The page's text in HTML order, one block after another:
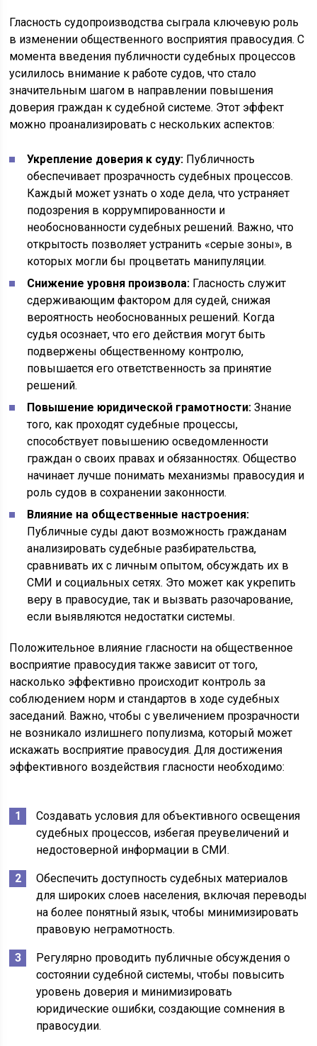
Гласность судопроизводства сыграла ключевую роль
в изменении общественного восприятия правосудия. С
момента введения публичности судебных процессов
усилилось внимание к работе судов, что стало
значительным шагом в направлении повышения
доверия граждан к судебной системе. Этот эффект
можно проанализировать с нескольких аспектов:
Укрепление доверия к суду: Публичность
обеспечивает прозрачность судебных процессов.
Каждый может узнать о ходе дела, что устраняет
подозрения в коррумпированности и
необоснованности судебных решений. Важно, что
открытость позволяет устранить «серые зоны», в
которых могли бы процветать манипуляции.
Снижение уровня произвола: Гласность служит
сдерживающим фактором для судей, снижая
вероятность необоснованных решений. Когда
судья осознает, что его действия могут быть
подвержены общественному контролю,
повышается его ответственность за принятие
решений.
Повышение юридической грамотности: Знание
того, как проходят судебные процессы,
способствует повышению осведомленности
граждан о своих правах и обязанностях. Общество
начинает лучше понимать механизмы правосудия и
роль судов в сохранении законности.
Влияние на общественные настроения:
Публичные суды дают возможность гражданам
анализировать судебные разбирательства,
сравнивать их с личным опытом, обсуждать их в
СМИ и социальных сетях. Это может как укрепить
веру в правосудие, так и вызвать разочарование,
если выявляются недостатки системы.
Положительное влияние гласности на общественное
восприятие правосудия также зависит от того,
насколько эффективно происходит контроль за
соблюдением норм и стандартов в ходе судебных
заседаний. Важно, чтобы с увеличением прозрачности
не возникало излишнего популизма, который может
искажать восприятие правосудия. Для достижения
эффективного воздействия гласности необходимо:
Создавать условия для объективного освещения
судебных процессов, избегая преувеличений и
недостоверной информации в СМИ.
Обеспечить доступность судебных материалов
для широких слоев населения, включая переводы
на более понятный язык, чтобы минимизировать
правовую неграмотность.
Регулярно проводить публичные обсуждения о
состоянии судебной системы, чтобы повысить
уровень доверия и минимизировать
юридические ошибки, создающие сомнения в
правосудии.